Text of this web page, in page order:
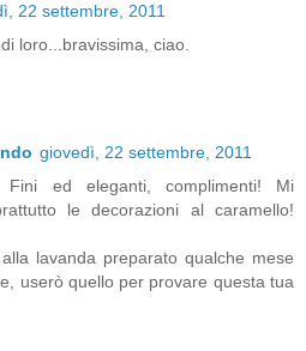
22 settembre, 2011
loro...bravissima, ciao.
giovedì, 22 settembre, 2011
Fini ed eleganti, complimenti! Mi
le decorazioni al caramello!
lavanda preparato qualche mese
userò quello per provare questa tua